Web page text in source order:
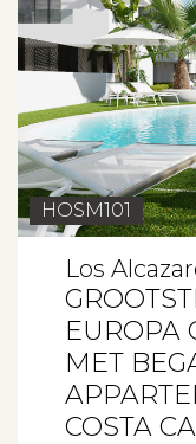
HOSM101
Los
EUROPA
MET
COSTA